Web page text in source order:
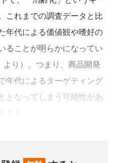
これまでの調査データと比
年代による価値観や嗜好の
ることが明らかになってい
より）。つまり、商品開発
年代によるターゲティング
となってしまう可能性があ